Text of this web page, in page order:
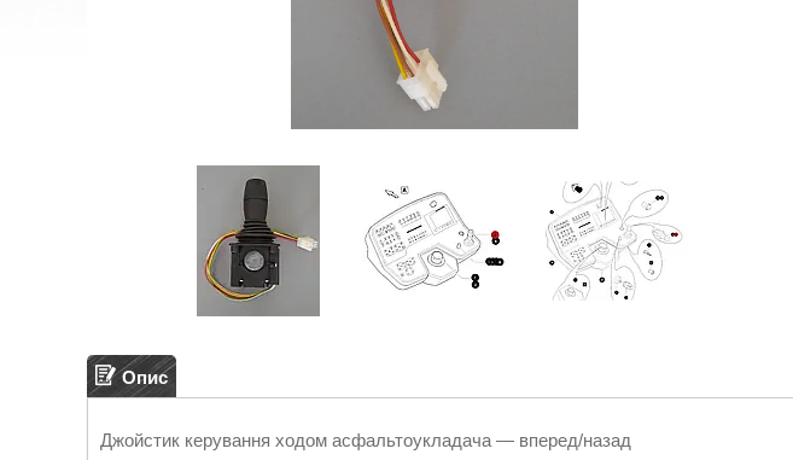
Опис
Джойстик керування ходом асфальтоукладача — вперед/назад